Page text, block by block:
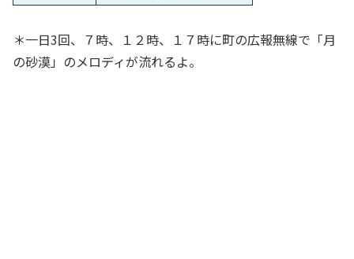
＊一日3回、７時、１２時、１７時に町の広報無線で「月
の砂漠」のメロディが流れるよ。